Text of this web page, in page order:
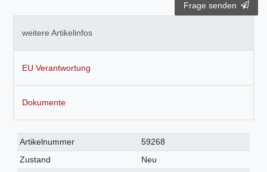
Frage senden
weitere Artikelinfos
EU Verantwortung
Dokumente
Technisches
Merkmal
Wert
Artikelnummer
59268
Zustand
Neu